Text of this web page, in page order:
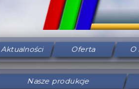
Aktualności Oferta O
Nasze produkcje